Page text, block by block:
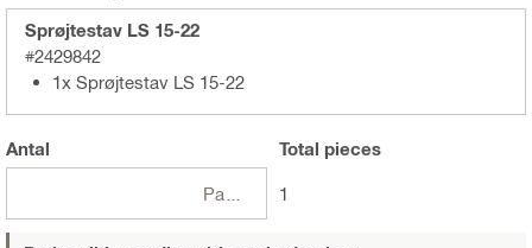
Sprøjtestav LS 15-22
#2429842
1x Sprøjtestav LS 15-22
Antal Total pieces
1